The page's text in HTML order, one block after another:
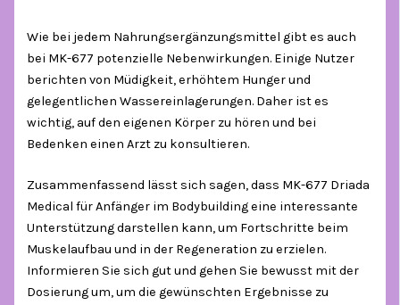
Wie bei jedem Nahrungsergänzungsmittel gibt es auch
bei MK-677 potenzielle Nebenwirkungen. Einige Nutzer
berichten von Müdigkeit, erhöhtem Hunger und
gelegentlichen Wassereinlagerungen. Daher ist es
wichtig, auf den eigenen Körper zu hören und bei
Bedenken einen Arzt zu konsultieren.
Zusammenfassend lässt sich sagen, dass MK-677 Driada
Medical für Anfänger im Bodybuilding eine interessante
Unterstützung darstellen kann, um Fortschritte beim
Muskelaufbau und in der Regeneration zu erzielen.
Informieren Sie sich gut und gehen Sie bewusst mit der
Dosierung um, um die gewünschten Ergebnisse zu